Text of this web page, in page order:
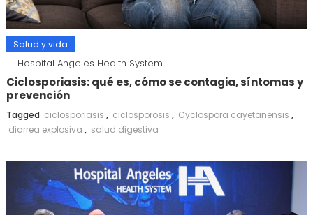
Salud y vida
Hospital Angeles Health System
Ciclosporiasis: qué es, cómo se contagia, síntomas y
prevención
Tagged ciclosporiasis , ciclosporosis , Cyclospora cayetanensis ,
diarrea explosiva , salud digestiva